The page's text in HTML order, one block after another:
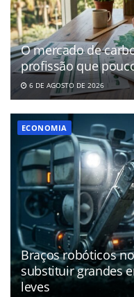
O mercado de
profissão que
6 DE AGOSTO DE 2026
ECONOMIA
Braços robóticos
substituir grandes
leves